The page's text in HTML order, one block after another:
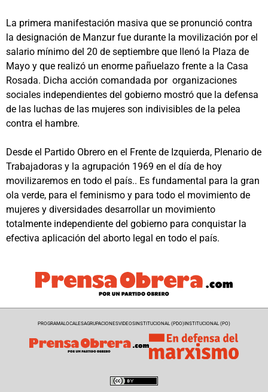
La primera manifestación masiva que se pronunció contra
la designación de Manzur fue durante la movilización por el
salario mínimo del 20 de septiembre que llenó la Plaza de
Mayo y que realizó un enorme pañuelazo frente a la Casa
Rosada. Dicha acción comandada por organizaciones
sociales independientes del gobierno mostró que la defensa
de las luchas de las mujeres son indivisibles de la pelea
contra el hambre.
Desde el Partido Obrero en el Frente de Izquierda, Plenario de
Trabajadoras y la agrupación 1969 en el día de hoy
movilizaremos en todo el país.. Es fundamental para la gran
ola verde, para el feminismo y para todo el movimiento de
mujeres y diversidades desarrollar un movimiento
totalmente independiente del gobierno para conquistar la
efectiva aplicación del aborto legal en todo el país.
PROGRAMALOCALESAGRUPACIONESVIDEOSINSTITUCIONAL (PDO)INSTITUCIONAL (PO)